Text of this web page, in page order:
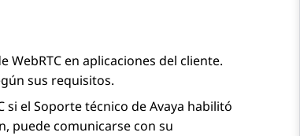
WebRTCen aplicaciones del cliente.
sus requisitos.
si el Soporte técnico de Avaya habilitó
puede comunicarse con su